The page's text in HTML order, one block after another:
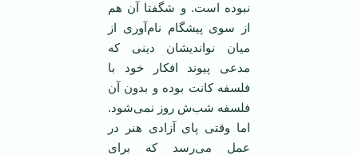
نبوده است. و شگفتا آن هم
از سوی پیشگام نام‌آوری از
میان نواندیشان دینی که
مدعی پیوند افکار خود با
فلسفه کانت بوده و بدون آن
فلسفه شب‌ش روز نمی‌شود.
اما وقتی پای آزادی هنر در
عمل می‌رسد که برای